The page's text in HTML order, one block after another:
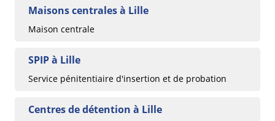
Maisons centrales à Lille
Maison centrale
SPIP à Lille
Service pénitentiaire d'insertion et de probation
Centres de détention à Lille